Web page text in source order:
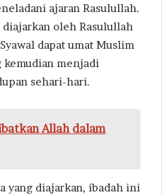
ajaran Rasulullah.
oleh Rasulullah
dapat umat Muslim
kemudian menjadi
sehari-hari.
Allah dalam
yang diajarkan, ibadah ini